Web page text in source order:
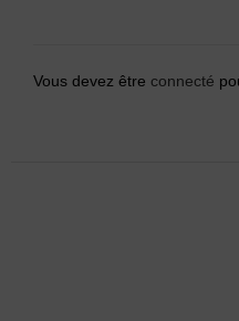
Vous devez être connecté